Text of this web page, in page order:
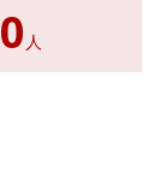
0 人